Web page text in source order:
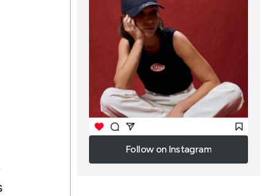
Follow on Instagram
Follow on Instagram